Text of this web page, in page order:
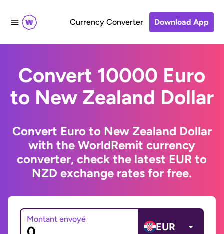
Currency Converter Download App
Convert 10000 Euro
to New Zealand Dollar
Convert Euro to New Zealand Dollar
with the WorldRemit currency
converter, check the latest EUR to
NZD exchange rates for free.
Montant envoyé
EUR